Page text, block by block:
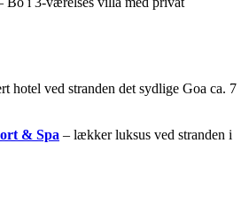
hotel ved stranden det sydlige Goa ca. 7
& Spa – lækker luksus ved stranden i